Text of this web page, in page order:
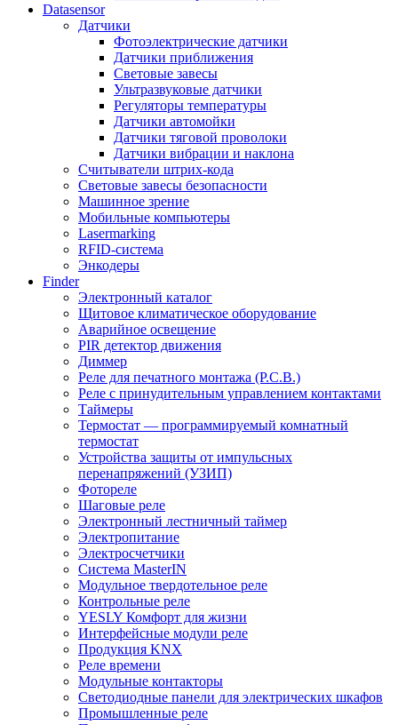
Datasensor
Датчики
Фотоэлектрические датчики
Датчики приближения
Световые завесы
Ультразвуковые датчики
Регуляторы температуры
Датчики автомойки
Датчики тяговой проволоки
Датчики вибрации и наклона
Считыватели штрих-кода
Световые завесы безопасности
Машинное зрение
Мобильные компьютеры
Lasermarking
RFID-система
Энкодеры
Finder
Электронный каталог
Щитовое климатическое оборудование
Аварийное освещение
PIR детектор движения
Диммер
Реле для печатного монтажа (P.C.B.)
Реле с принудительным управлением контактами
Таймеры
Термостат — программируемый комнатный
термостат
Устройства защиты от импульсных
перенапряжений (УЗИП)
Фотореле
Шаговые реле
Электронный лестничный таймер
Электропитание
Электросчетчики
Система MasterIN
Модульное твердотельное реле
Контрольные реле
YESLY Комфорт для жизни
Интерфейсные модули реле
Продукция KNX
Реле времени
Модульные контакторы
Светодиодные панели для электрических шкафов
Промышленные реле